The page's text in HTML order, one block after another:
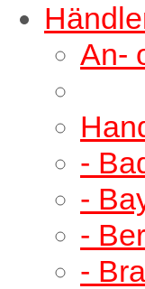
An-
-
-
-
-